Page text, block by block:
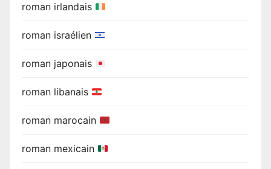
roman irlandais
roman israélien
roman japonais
roman libanais
roman marocain
roman mexicain